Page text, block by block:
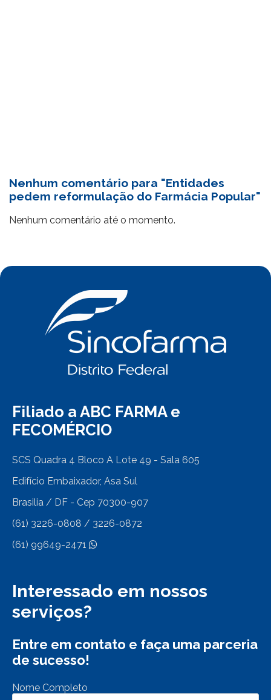
Nenhum comentário para "Entidades
pedem reformulação do Farmácia Popular"
Nenhum comentário até o momento.
Filiado a ABC FARMA e
FECOMÉRCIO
SCS Quadra 4 Bloco A Lote 49 - Sala 605
Edifício Embaixador, Asa Sul
Brasilia / DF - Cep 70300-907
(61) 3226-0808 / 3226-0872
(61) 99649-2471
Interessado em nossos
serviços?
Entre em contato e faça uma parceria
de sucesso!
Nome Completo